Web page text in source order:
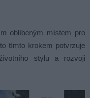
oblíbeným místem pro
tímto krokem potvrzuje
stylu a rozvoji